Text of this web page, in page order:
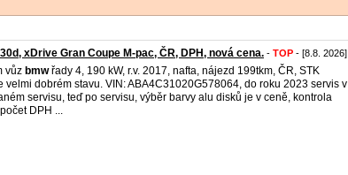
xDrive Gran Coupe M-pac, ČR, DPH, nová cena. - TOP - [8.8. 2026]
vůz bmwřady 4, 190 kW, r.v. 2017, nafta, nájezd 199tkm, ČR, STK
velmi dobrém stavu. VIN: ABA4C31020G578064, do roku 2023 servis v
servisu, teď po servisu, výběr barvy alu disků je v ceně, kontrola
DPH ...